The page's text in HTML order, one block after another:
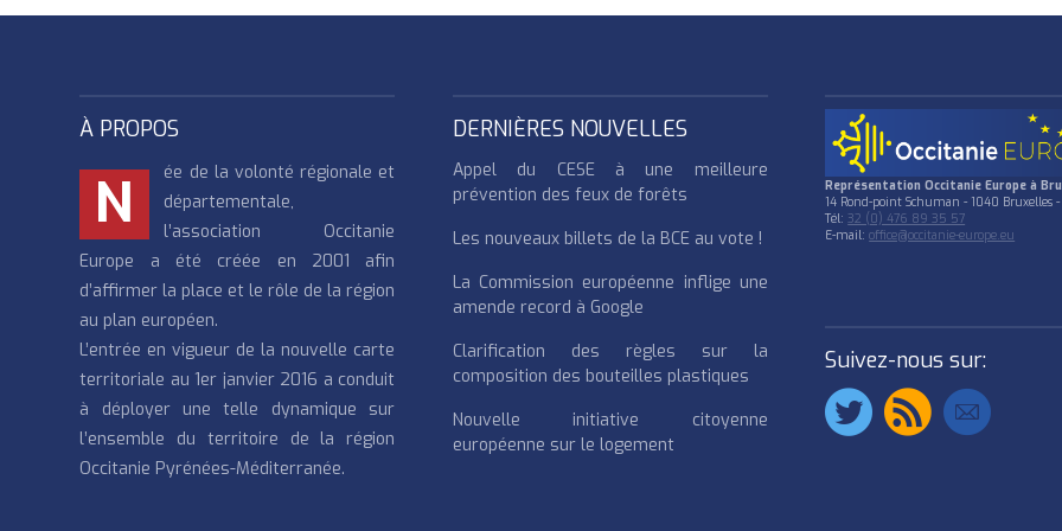
À PROPOS
N
ée de la volonté régionale et
départementale,
l’association Occitanie
Europe a été créée en 2001 afin
d’affirmer la place et le rôle de la région
au plan européen.
L’entrée en vigueur de la nouvelle carte
territoriale au 1er janvier 2016 a conduit
à déployer une telle dynamique sur
l’ensemble du territoire de la région
Occitanie Pyrénées-Méditerranée.
DERNIÈRES NOUVELLES
Appel du CESE à une meilleure
prévention des feux de forêts
Les nouveaux billets de la BCE au vote !
La Commission européenne inflige une
amende record à Google
Clarification des règles sur la
composition des bouteilles plastiques
Nouvelle initiative citoyenne
européenne sur le logement
Représentation Occitanie Europe à
14 Rond-point Schuman - 1040 Bruxelles
Tél:32 (0) 476 89 35 57
E-mail:office@occitanie-europe.eu
Suivez-nous sur: